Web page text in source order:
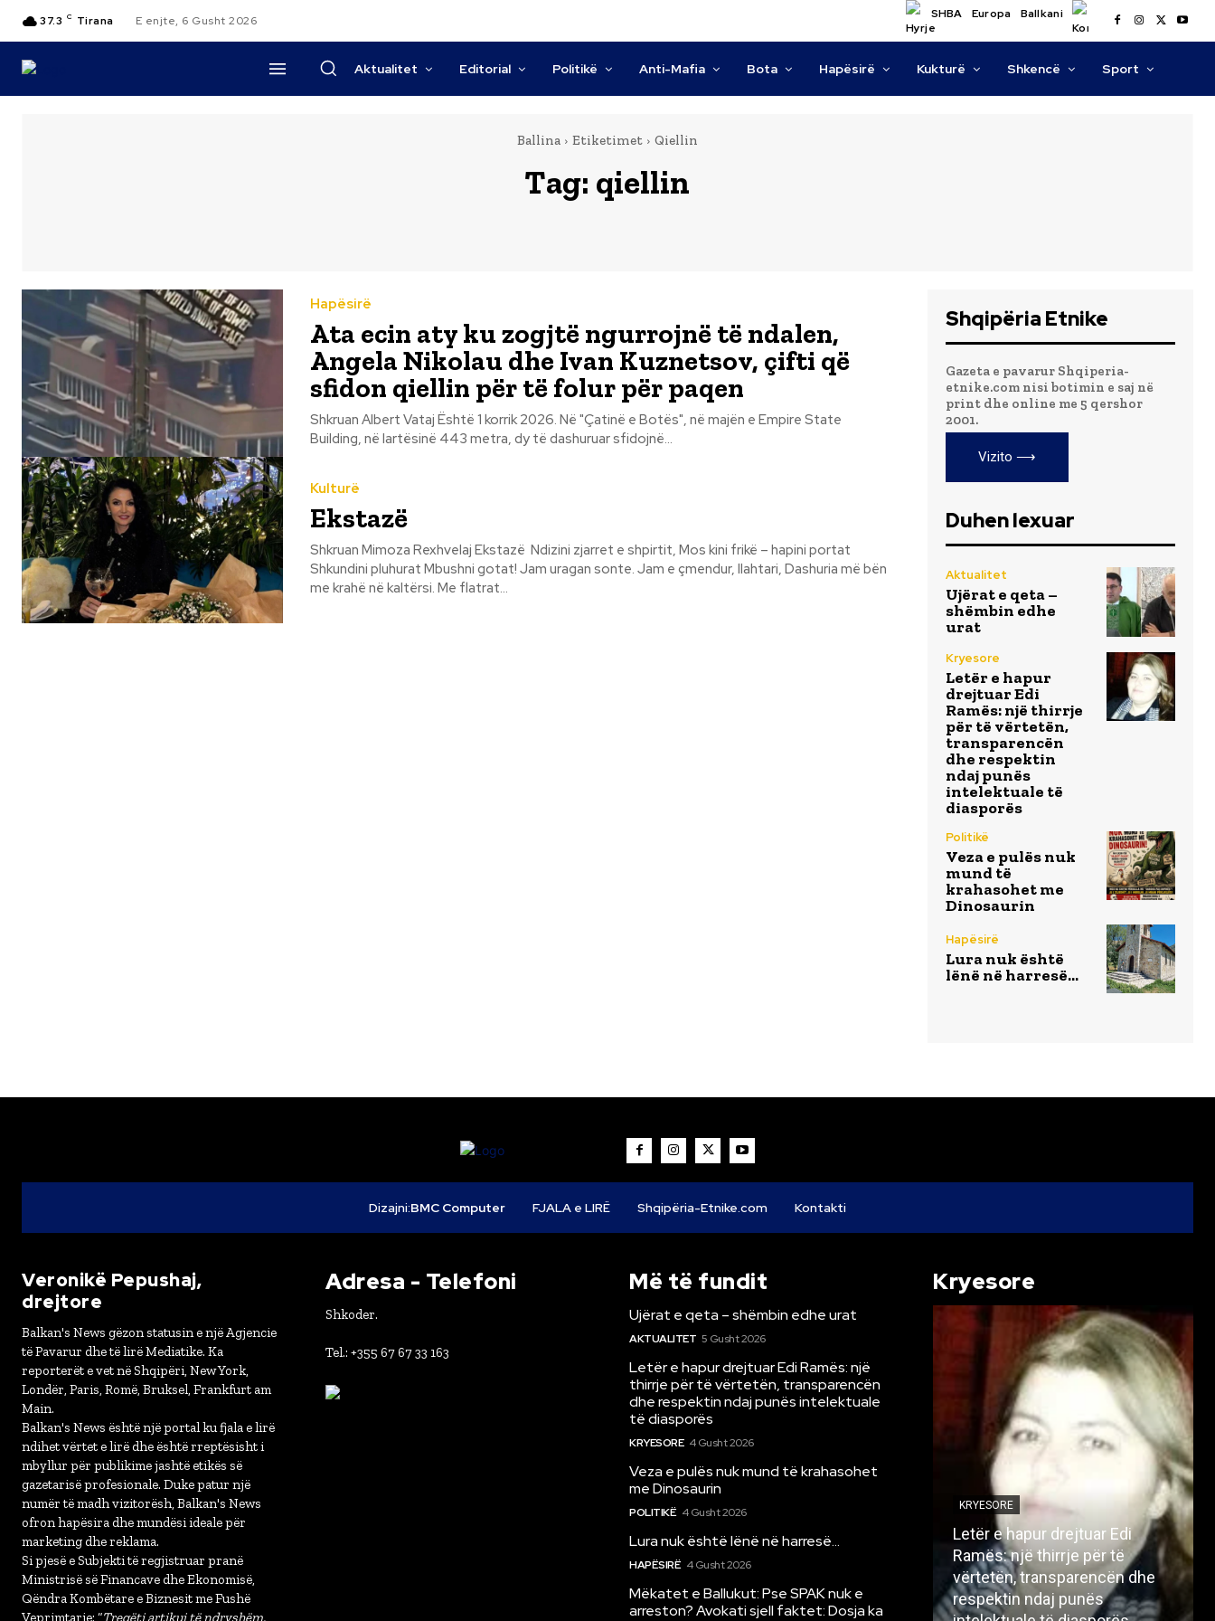
37.3 C Tirana E enjte, 6 Gusht 2026 SHBA Europa Ballkani
Aktualitet Editorial Politikë Anti-Mafia Bota Hapësirë Kukturë Shkencë Sport
Ballina Etiketimet Qiellin
Tag: qiellin
Hapësirë
Ata ecin aty ku zogjtë ngurrojnë të ndalen,
Angela Nikolau dhe Ivan Kuznetsov, çifti që
sfidon qiellin për të folur për paqen
Shkruan Albert Vataj Është 1 korrik 2026. Në "Çatinë e Botës", në majën e Empire State
Building, në lartësinë 443 metra, dy të dashuruar sfidojnë...
Kulturë
Ekstazë
Shkruan Mimoza Rexhvelaj Ekstazë Ndizini zjarret e shpirtit, Mos kini frikë – hapini portat
Shkundini pluhurat Mbushni gotat! Jam uragan sonte. Jam e çmendur, llahtari, Dashuria më bën
me krahë në kaltërsi. Me flatrat...
Shqipëria Etnike
Gazeta e pavarur Shqiperia-
etnike.com nisi botimin e saj në
print dhe online me 5 qershor
2001.
Vizito ⟶
Duhen lexuar
Aktualitet
Ujërat e qeta –
shëmbin edhe
urat
Kryesore
Letër e hapur
drejtuar Edi
Ramës: një thirrje
për të vërtetën,
transparencën
dhe respektin
ndaj punës
intelektuale të
diasporës
Politikë
Veza e pulës nuk
mund të
krahasohet me
Dinosaurin
Hapësirë
Lura nuk është
lënë në harresë…
Dizajni:BMC Computer FJALA e LIRË Shqipëria-Etnike.com Kontakti
Veronikë Pepushaj,
drejtore
Balkan's News gëzon statusin e një Agjencie
të Pavarur dhe të lirë Mediatike. Ka
reporterët e vet në Shqipëri, New York,
Londër, Paris, Romë, Bruksel, Frankfurt am
Main.
Balkan's News është një portal ku fjala e lirë
ndihet vërtet e lirë dhe është rreptësisht i
mbyllur për publikime jashtë etikës së
gazetarisë profesionale. Duke patur një
numër të madh vizitorësh, Balkan's News
ofron hapësira dhe mundësi ideale për
marketing dhe reklama.
Si pjesë e Subjekti të regjistruar pranë
Ministrisë së Financave dhe Ekonomisë,
Qëndra Kombëtare e Biznesit me Fushë
Veprimtarie: “Tregëti artikuj të ndryshëm,
Adresa - Telefoni
Shkoder.
Tel.: +355 67 67 33 163
Më të fundit
Ujërat e qeta – shëmbin edhe urat
AKTUALITET 5 Gusht 2026
Letër e hapur drejtuar Edi Ramës: një
thirrje për të vërtetën, transparencën
dhe respektin ndaj punës intelektuale
të diasporës
KRYESORE 4 Gusht 2026
Veza e pulës nuk mund të krahasohet
me Dinosaurin
POLITIKË 4 Gusht 2026
Lura nuk është lënë në harresë…
HAPËSIRË 4 Gusht 2026
Mëkatet e Ballukut: Pse SPAK nuk e
arreston? Avokati sjell faktet: Dosja ka
Kryesore
KRYESORE
Letër e hapur drejtuar Edi
Ramës: një thirrje për të
vërtetën, transparencën dhe
respektin ndaj punës